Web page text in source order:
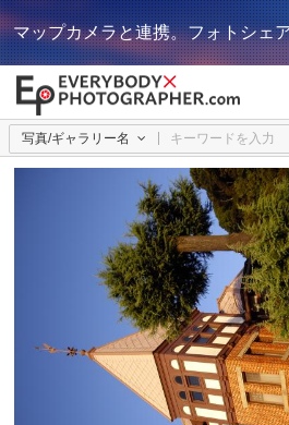
マップカメラと連携。フォトシェ
写真/ギャラリー名